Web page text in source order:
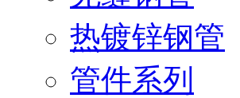
热镀锌钢管
管件系列